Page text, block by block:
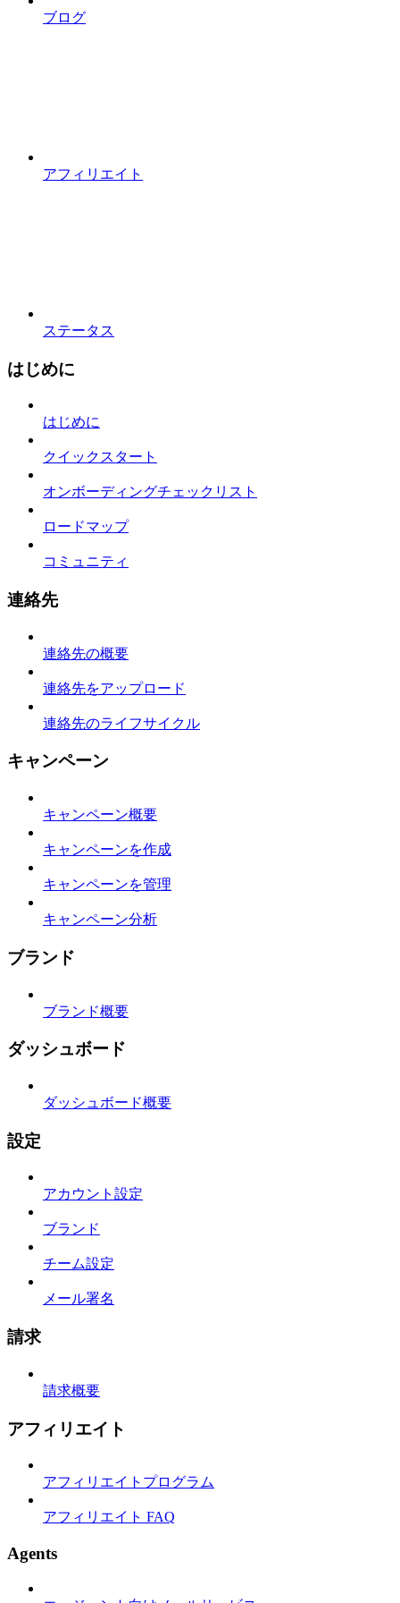
ブログ
アフィリエイト
ステータス
はじめに
はじめに
クイックスタート
オンボーディングチェックリスト
ロードマップ
コミュニティ
連絡先
連絡先の概要
連絡先をアップロード
連絡先のライフサイクル
キャンペーン
キャンペーン概要
キャンペーンを作成
キャンペーンを管理
キャンペーン分析
ブランド
ブランド概要
ダッシュボード
ダッシュボード概要
設定
アカウント設定
ブランド
チーム設定
メール署名
請求
請求概要
アフィリエイト
アフィリエイトプログラム
アフィリエイト FAQ
Agents